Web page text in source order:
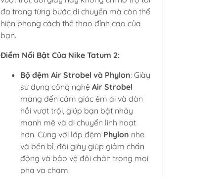
đa trong từng bước di chuyển mà còn thể
hiện phong cách thể thao đỉnh cao của
bạn.
Điểm Nổi Bật Của Nike Tatum 2:
Bộ đệm Air Strobel và Phylon: Giày
sử dụng công nghệ Air Strobel
mang đến cảm giác êm ái và đàn
hồi vượt trội, giúp bạn bật nhảy
mạnh mẽ và di chuyển linh hoạt
hơn. Cùng với lớp đệm Phylon nhẹ
và bền bỉ, đôi giày giúp giảm chấn
động và bảo vệ đôi chân trong mọi
pha va chạm.